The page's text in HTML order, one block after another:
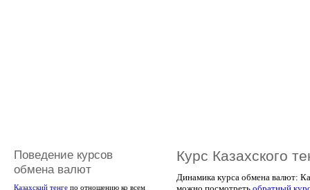
Поведение курсов
обмена валют
Казахский тенге по отношению ко всем
Курс Казахского
Динамика курса обмена валют: